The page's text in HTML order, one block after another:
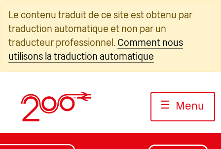
content
Le contenu traduit de ce site est obtenu par
traduction automatique et non par un
traducteur professionnel. Comment nous
utilisons la traduction automatique
☰ Menu